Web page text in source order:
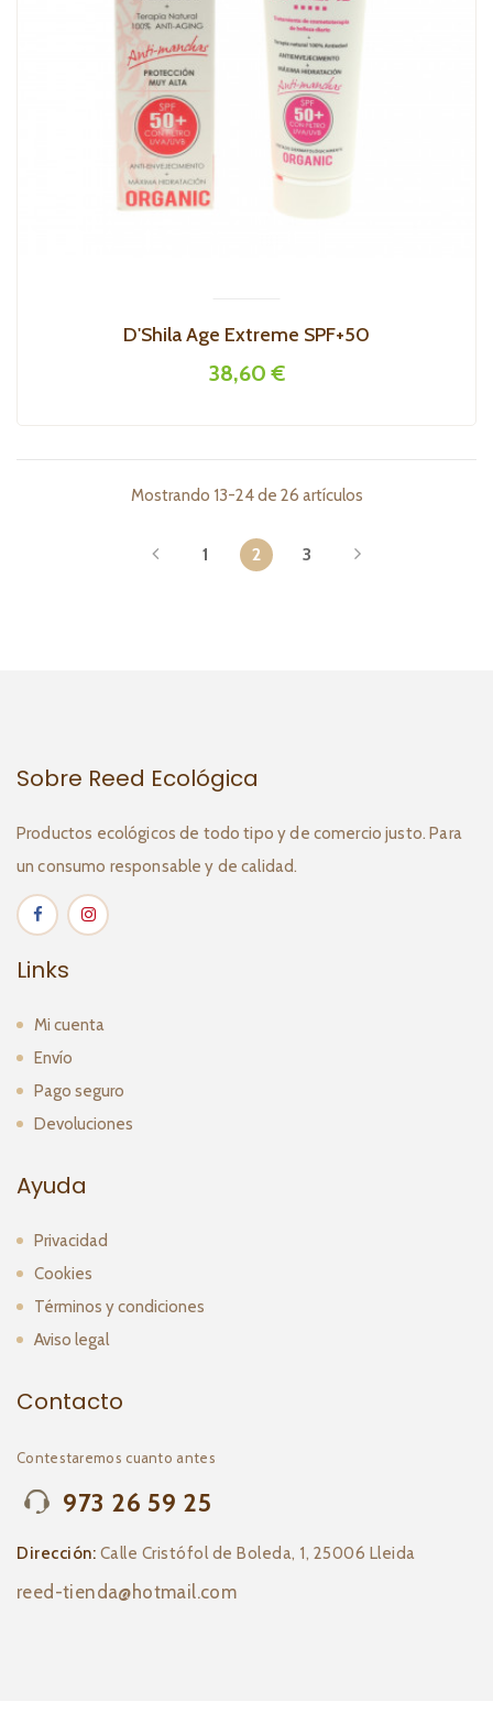
D'Shila Age Extreme SPF+50
38,60 €
Mostrando 13-24 de 26 artículos
1 2 3
Sobre Reed Ecológica
Productos ecológicos de todo tipo y de comercio justo. Para
un consumo responsable y de calidad.
Links
Mi cuenta
Envío
Pago seguro
Devoluciones
Ayuda
Privacidad
Cookies
Términos y condiciones
Aviso legal
Contacto
Contestaremos cuanto antes
973 26 59 25
Dirección: Calle Cristófol de Boleda, 1, 25006 Lleida
reed-tienda@hotmail.com